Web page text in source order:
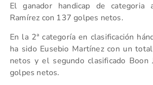
El ganador handicap de categoria
Ramírez con 137 golpes netos.
En la 2ª categoría en clasificación
ha sido Eusebio Martínez con un
netos y el segundo clasificado Boon
golpes netos.